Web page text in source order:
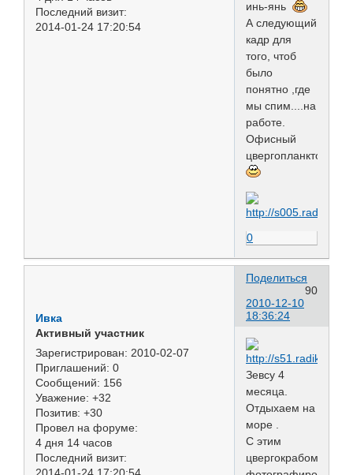
Последний визит:
2014-01-24 17:20:54
инь-янь
А следующий
кадр для
того, чтоб
было
понятно ,где
мы спим....на
работе.
Офисный
цвергопланктон
0
Поделиться
90
2010-12-10
18:36:24
Ивка
Активный участник
Зарегистрирован: 2010-02-07
Приглашений: 0
Сообщений: 156
Уважение: +32
Позитив: +30
Провел на форуме:
4 дня 14 часов
Последний визит:
2014-01-24 17:20:54
Зевсу 4
месяца.
Отдыхаем на
море .
С этим
цвергокрабом